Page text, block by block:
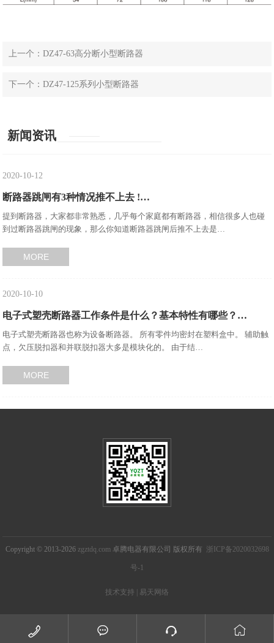
上一个：DZ47-63高分断小型断路器
下一个：DZ47-125系列小型断路器
新闻资讯
2020-10-12
断路器跳闸有3种情况推不上去 !…
提到断路器，大家都非常熟悉，几乎每个家庭都有断路器，相信很多人也碰
到过断路器跳闸的现象，那么你知道断路器跳闸后推不上去是…
MORE
2020-10-10
电子式塑壳断路器工作条件是什么？基本特性有哪些？…
电子式塑壳断路器也称为设备断路器。 所有零件均密封在塑料盒中。 辅助触
点，欠压脱扣器和并联脱扣器大多是模块化的。 由于结…
MORE
Copyright © 2013-2026 zgztdq.com卓腾电器有限公司 版权所有 浙ICP备2020032698
号-1
技术支持 | 易天网络
   